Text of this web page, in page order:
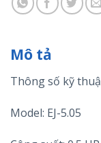
Mô tả
Thông số kỹ
Model: EJ-5.05